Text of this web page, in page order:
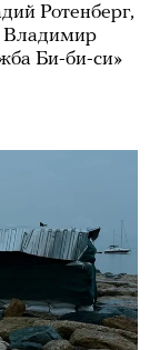
Ротенберг,
Владимир
Би-би-си»